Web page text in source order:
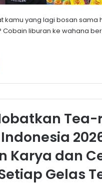
kamu yang lagi bosan sama
Cobain liburan ke wahana
Karya dan
Gelas